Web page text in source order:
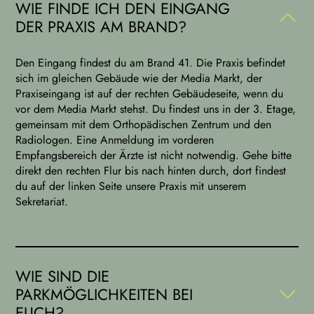
WIE FINDE ICH DEN EINGANG
DER PRAXIS AM BRAND?
Den Eingang findest du am Brand 41. Die Praxis befindet
sich im gleichen Gebäude wie der Media Markt, der
Praxiseingang ist auf der rechten Gebäudeseite, wenn du
vor dem Media Markt stehst. Du findest uns in der 3. Etage,
gemeinsam mit dem Orthopädischen Zentrum und den
Radiologen. Eine Anmeldung im vorderen
Empfangsbereich der Ärzte ist nicht notwendig. Gehe bitte
direkt den rechten Flur bis nach hinten durch, dort findest
du auf der linken Seite unsere Praxis mit unserem
Sekretariat.
WIE SIND DIE
PARKMÖGLICHKEITEN BEI